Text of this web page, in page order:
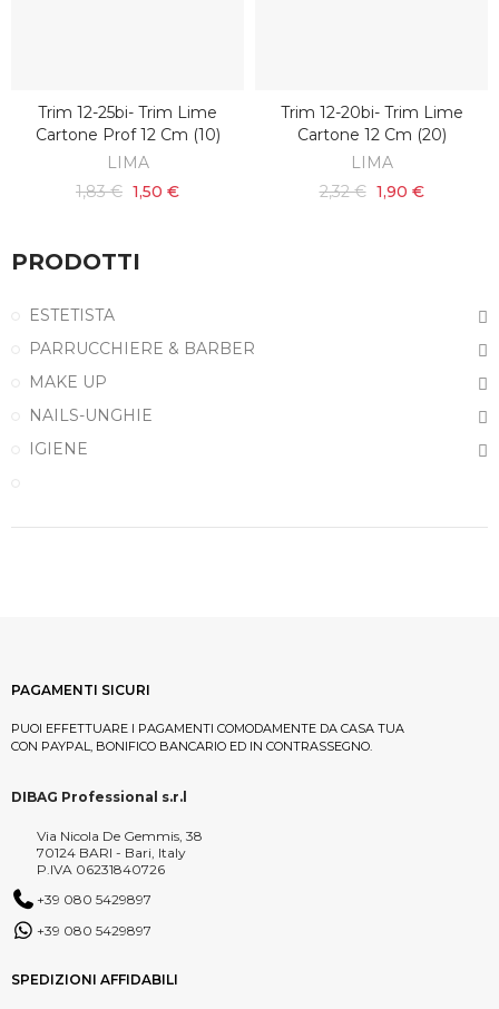
SCOPRI
Trim 12-25bi- Trim Lime
Cartone Prof 12 Cm (10)
LIMA
1,83 € 1,50 €
SCOPRI
Trim 12-20bi- Trim Lime
Cartone 12 Cm (20)
LIMA
2,32 € 1,90 €
PRODOTTI
ESTETISTA
PARRUCCHIERE & BARBER
MAKE UP
NAILS-UNGHIE
IGIENE
PAGAMENTI SICURI
PUOI EFFETTUARE I PAGAMENTI COMODAMENTE DA CASA TUA
CON PAYPAL, BONIFICO BANCARIO ED IN CONTRASSEGNO.
DIBAG Professional s.r.l
Via Nicola De Gemmis, 38
70124 BARI - Bari, Italy
P.IVA 06231840726
+39 080 5429897
+39 080 5429897
SPEDIZIONI AFFIDABILI